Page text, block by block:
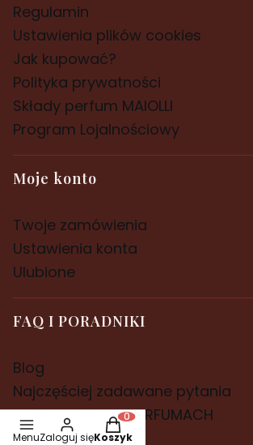
Regulamin
Ustawienia plików cookies
Jak kupować?
Polityka prywatności
Składy perfum MAIOLLI
Program Lojalnościowy
Moje konto
Twoje zamówienia
Ustawienia konta
Ulubione
FAQ I PORADNIKI
Blog
Najczęściej zadawane pytania
PRZEWODNIK PO PERFUMACH
MenuZaloguj się
Produkty w koszyku: 0.
Koszyk